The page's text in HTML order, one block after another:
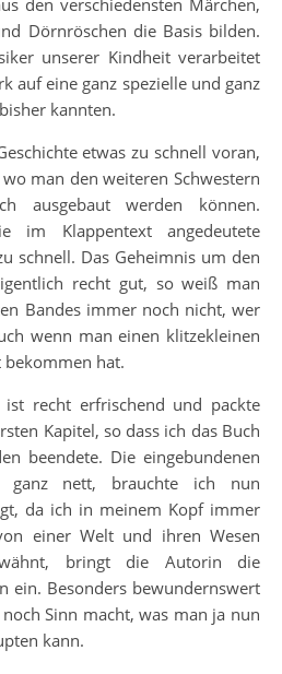
den verschiedensten Märchen,
Dörnröschen die Basis bilden.
unserer Kindheit verarbeitet
auf eine ganz spezielle und ganz
kannten.
etwas zu schnell voran,
man den weiteren Schwestern
ausgebaut werden können.
im Klappentext angedeutete
schnell. Das Geheimnis um den
recht gut, so weiß man
Bandes immer noch nicht, wer
wenn man einen klitzekleinen
bekommen hat.
ist recht erfrischend und packte
Kapitel, so dass ich das Buch
beendete. Die eingebundenen
ganz nett, brauchte ich nun
da ich in meinem Kopf immer
einer Welt und ihren Wesen
bringt die Autorin die
ein. Besonders bewundernswert
Sinn macht, was man ja nun
kann.